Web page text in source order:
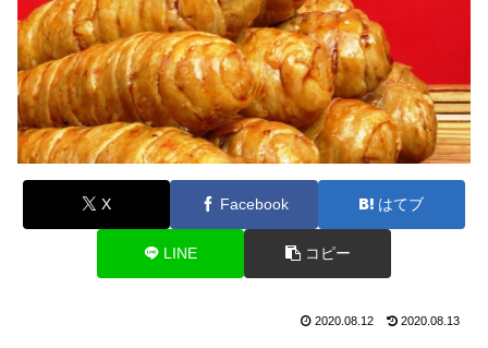
X Facebook はてブ
LINE コピー
2020.08.12 2020.08.13